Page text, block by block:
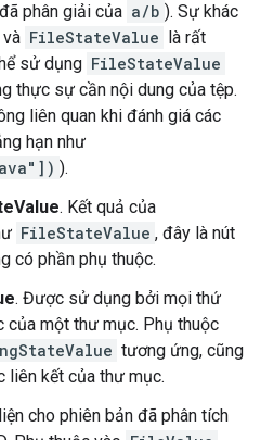
phân giải của a/b ). Sự khác
và FileStateValue là rất
sử dụng FileStateValue
thực sự cần nội dung của tệp.
liên quan khi đánh giá các
hạn như
).
. Kết quả của
FileStateValue , đây là nút
có phần phụ thuộc.
. Được sử dụng bởi mọi thứ
của một thư mục. Phụ thuộc
tương ứng, cũng
liên kết của thư mục.
cho phiên bản đã phân tích